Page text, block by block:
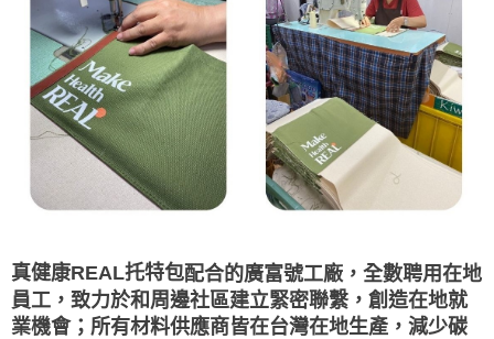
真健康REAL托特包配合的廣富號工廠，全數聘用在地
員工，致力於和周邊社區建立緊密聯繫，創造在地就
業機會；所有材料供應商皆在台灣在地生產，減少碳